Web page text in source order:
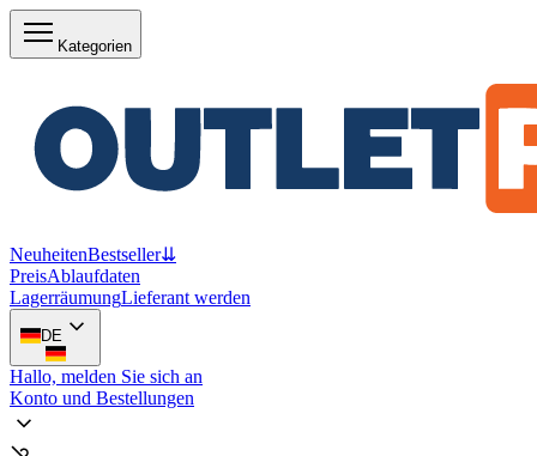
Kategorien
NeuheitenBestseller⇊
PreisAblaufdaten
LagerräumungLieferant werden
DE
Hallo, melden Sie sich an
Konto und Bestellungen